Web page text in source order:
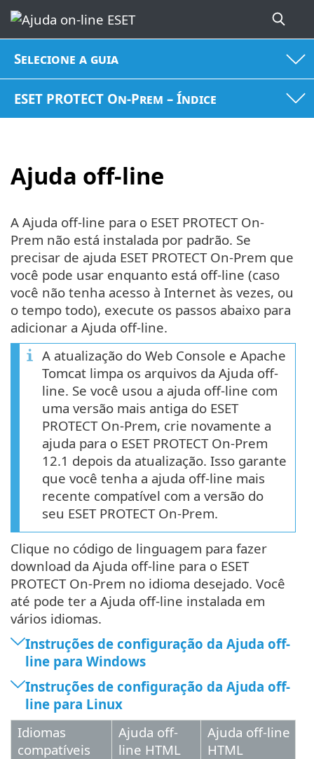
Selecione a guia
ESET PROTECT On-Prem – Índice
Ajuda off-line
A Ajuda off-line para o ESET PROTECT On-
Prem não está instalada por padrão. Se
precisar de ajuda ESET PROTECT On-Prem que
você pode usar enquanto está off-line (caso
você não tenha acesso à Internet às vezes, ou
o tempo todo), execute os passos abaixo para
adicionar a Ajuda off-line.
A atualização do Web Console e Apache
Tomcat limpa os arquivos da Ajuda off-
line. Se você usou a ajuda off-line com
uma versão mais antiga do ESET
PROTECT On-Prem, crie novamente a
ajuda para o ESET PROTECT On-Prem
12.1 depois da atualização. Isso garante
que você tenha a ajuda off-line mais
recente compatível com a versão do
seu ESET PROTECT On-Prem.
Clique no código de linguagem para fazer
download da Ajuda off-line para o ESET
PROTECT On-Prem no idioma desejado. Você
até pode ter a Ajuda off-line instalada em
vários idiomas.
Instruções de configuração da Ajuda off-
line para Windows
Instruções de configuração da Ajuda off-
line para Linux
Idiomas
compatíveis
Ajuda off-
line HTML
Ajuda off-line
HTML